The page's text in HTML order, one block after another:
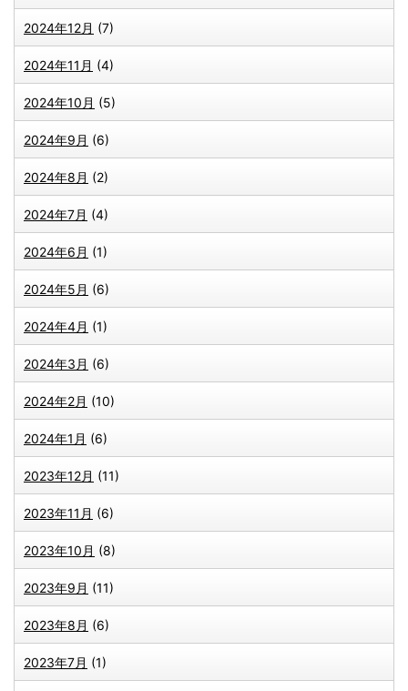
2024年12月 (7)
2024年11月 (4)
2024年10月 (5)
2024年9月 (6)
2024年8月 (2)
2024年7月 (4)
2024年6月 (1)
2024年5月 (6)
2024年4月 (1)
2024年3月 (6)
2024年2月 (10)
2024年1月 (6)
2023年12月 (11)
2023年11月 (6)
2023年10月 (8)
2023年9月 (11)
2023年8月 (6)
2023年7月 (1)